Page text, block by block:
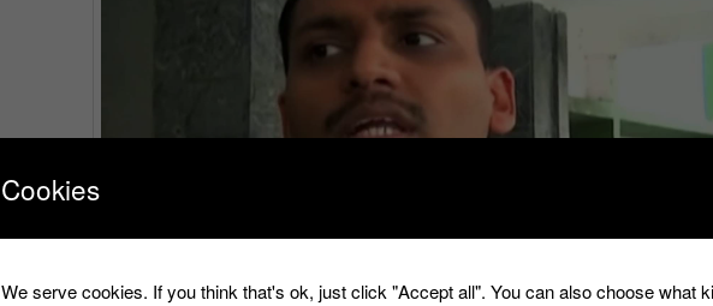
Cookies
We serve cookies. If you think that's ok, just click "Accept all". You can also choose what